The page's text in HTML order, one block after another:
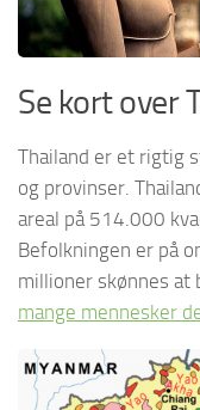
Se kort over
Thailand er et rigtig
og provinser.
areal på 514.000
Befolkningen er på
millioner skønnes at
mange mennesker